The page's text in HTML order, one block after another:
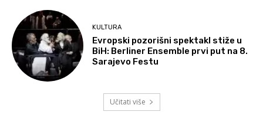
KULTURA
Evropski pozorišni spektakl stiže u
BiH: Berliner Ensemble prvi put na 8.
Sarajevo Festu
Učitati više